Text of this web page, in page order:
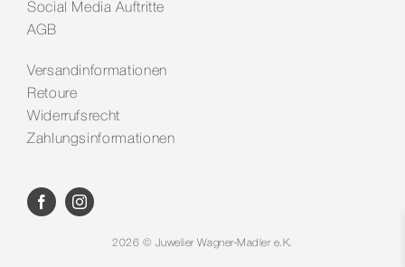
Social Media Auftritte
AGB
Versandinformationen
Retoure
Widerrufsrecht
Zahlungsinformationen
2026 © Juwelier Wagner-Madler e.K.